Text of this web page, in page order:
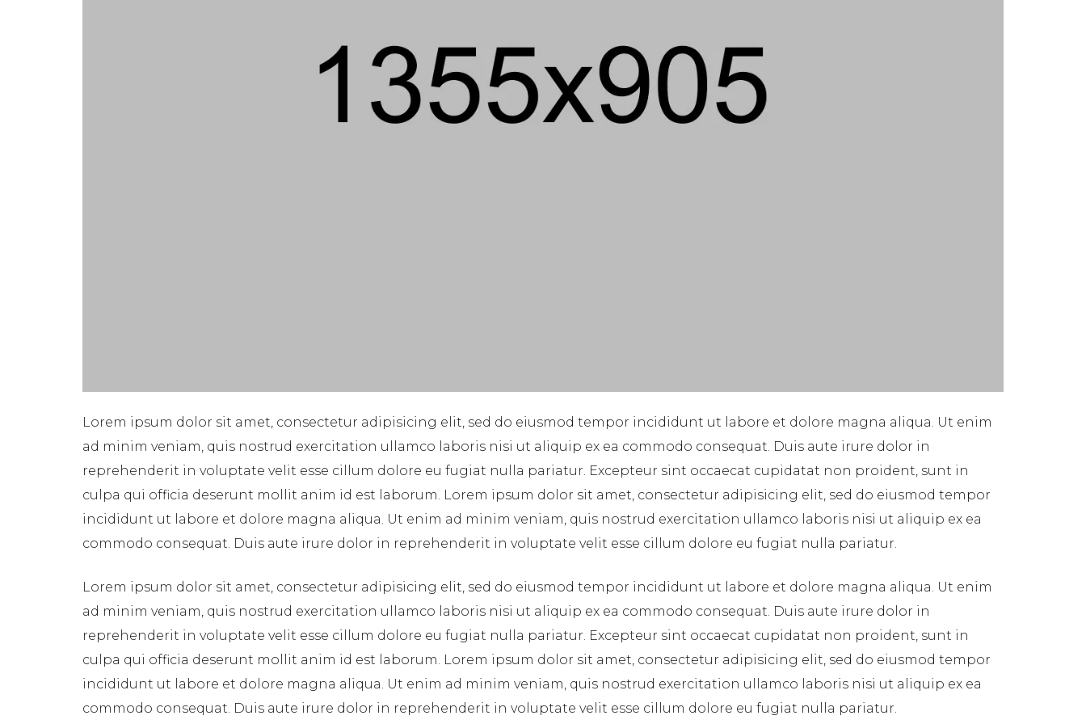
Lorem ipsum dolor sit amet, consectetur adipisicing elit, sed do eiusmod tempor incididunt ut labore et dolore magna aliqua. Ut enim
ad minim veniam, quis nostrud exercitation ullamco laboris nisi ut aliquip ex ea commodo consequat. Duis aute irure dolor in
reprehenderit in voluptate velit esse cillum dolore eu fugiat nulla pariatur. Excepteur sint occaecat cupidatat non proident, sunt in
culpa qui officia deserunt mollit anim id est laborum. Lorem ipsum dolor sit amet, consectetur adipisicing elit, sed do eiusmod tempor
incididunt ut labore et dolore magna aliqua. Ut enim ad minim veniam, quis nostrud exercitation ullamco laboris nisi ut aliquip ex ea
commodo consequat. Duis aute irure dolor in reprehenderit in voluptate velit esse cillum dolore eu fugiat nulla pariatur.
Lorem ipsum dolor sit amet, consectetur adipisicing elit, sed do eiusmod tempor incididunt ut labore et dolore magna aliqua. Ut enim
ad minim veniam, quis nostrud exercitation ullamco laboris nisi ut aliquip ex ea commodo consequat. Duis aute irure dolor in
reprehenderit in voluptate velit esse cillum dolore eu fugiat nulla pariatur. Excepteur sint occaecat cupidatat non proident, sunt in
culpa qui officia deserunt mollit anim id est laborum. Lorem ipsum dolor sit amet, consectetur adipisicing elit, sed do eiusmod tempor
incididunt ut labore et dolore magna aliqua. Ut enim ad minim veniam, quis nostrud exercitation ullamco laboris nisi ut aliquip ex ea
commodo consequat. Duis aute irure dolor in reprehenderit in voluptate velit esse cillum dolore eu fugiat nulla pariatur.